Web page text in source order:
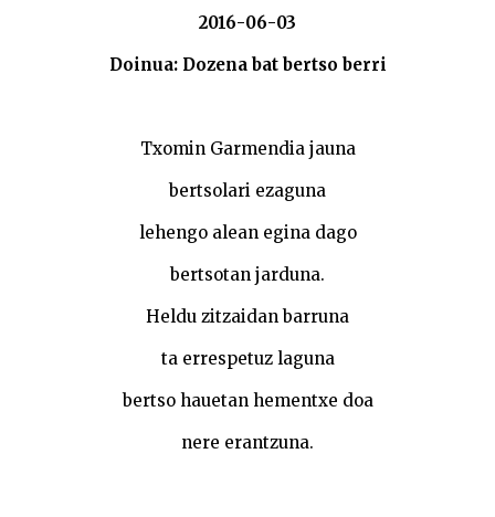
2016-06-03
Doinua: Dozena bat bertso berri
Txomin Garmendia jauna
bertsolari ezaguna
lehengo alean egina dago
bertsotan jarduna.
Heldu zitzaidan barruna
ta errespetuz laguna
bertso hauetan hementxe doa
nere erantzuna.